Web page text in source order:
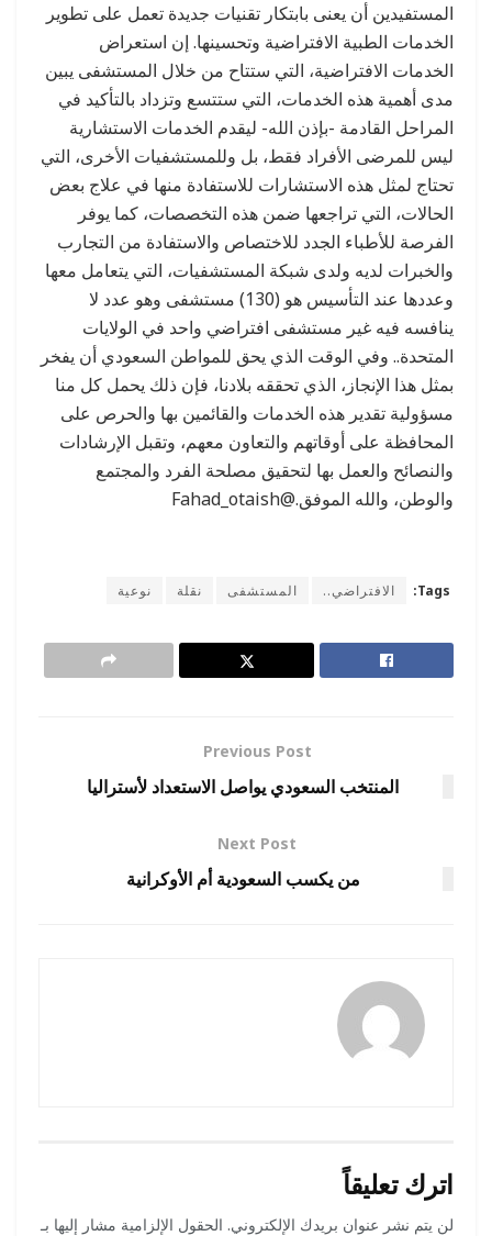
المستفيدين أن يعنى بابتكار تقنيات جديدة تعمل على تطوير
الخدمات الطبية الافتراضية وتحسينها. إن استعراض
الخدمات الافتراضية، التي ستتاح من خلال المستشفى يبين
مدى أهمية هذه الخدمات، التي ستتسع وتزداد بالتأكيد في
المراحل القادمة -بإذن الله- ليقدم الخدمات الاستشارية
ليس للمرضى الأفراد فقط، بل وللمستشفيات الأخرى، التي
تحتاج لمثل هذه الاستشارات للاستفادة منها في علاج بعض
الحالات، التي تراجعها ضمن هذه التخصصات، كما يوفر
الفرصة للأطباء الجدد للاختصاص والاستفادة من التجارب
والخبرات لديه ولدى شبكة المستشفيات، التي يتعامل معها
وعددها عند التأسيس هو (130) مستشفى وهو عدد لا
ينافسه فيه غير مستشفى افتراضي واحد في الولايات
المتحدة.. وفي الوقت الذي يحق للمواطن السعودي أن يفخر
بمثل هذا الإنجاز، الذي تحققه بلادنا، فإن ذلك يحمل كل منا
مسؤولية تقدير هذه الخدمات والقائمين بها والحرص على
المحافظة على أوقاتهم والتعاون معهم، وتقبل الإرشادات
والنصائح والعمل بها لتحقيق مصلحة الفرد والمجتمع
والوطن، والله الموفق.@Fahad_otaish
Tags: الافتراضي.. المستشفى نقلة نوعية
Previous Post
المنتخب السعودي يواصل الاستعداد لأستراليا
Next Post
من يكسب السعودية أم الأوكرانية
اترك تعليقاً
لن يتم نشر عنوان بريدك الإلكتروني. الحقول الإلزامية مشار إليها بـ